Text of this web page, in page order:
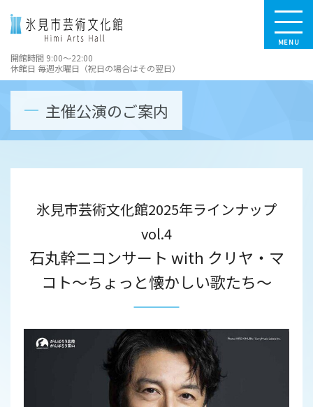
MENU
開館時間 9:00～22:00
休館日 毎週水曜日（祝日の場合はその翌日）
主催公演のご案内
氷見市芸術文化館2025年ラインナップ
vol.4
石丸幹二コンサート with クリヤ・マ
コト～ちょっと懐かしい歌たち～